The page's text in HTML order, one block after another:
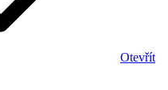
Otevřít